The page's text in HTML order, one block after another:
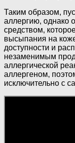
Таким образом,
аллергию, однако
средством,
высыпания на
доступности и
незаменимым
аллергической
аллергеном,
исключительно с